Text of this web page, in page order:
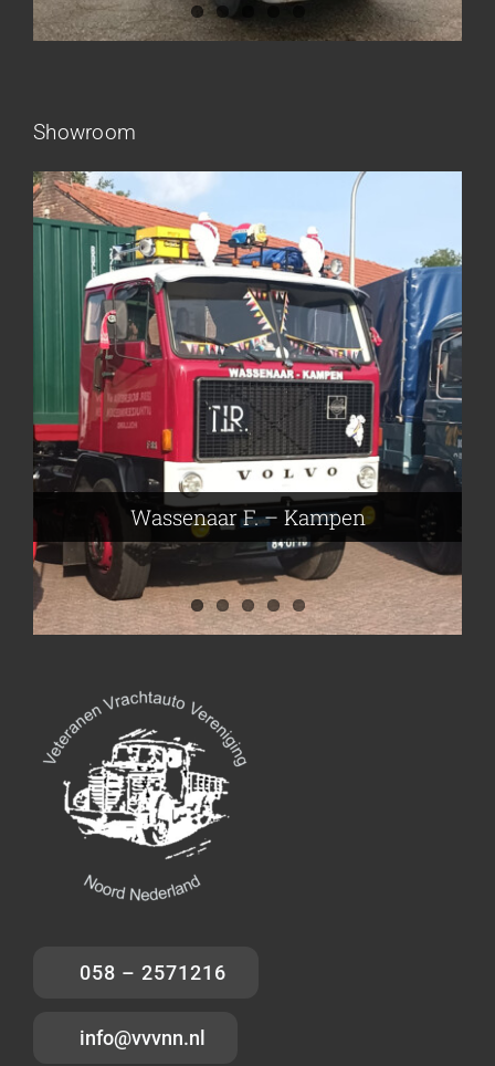
Showroom
Wassenaar F. – Kampen
Nijmeier Erwin – Smilde
Frieling Koos – Klazienaveen
Hartog den Richard – Borculo
Leeuwen van Joop – Leek
058 – 2571216
info@vvvnn.nl